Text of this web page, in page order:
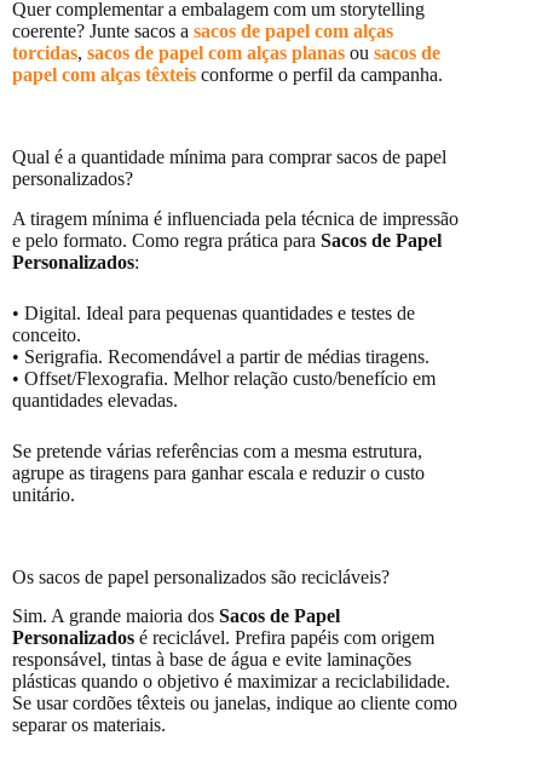
Quer complementar a embalagem com um storytelling
coerente? Junte sacos a sacos de papel com alças
torcidas, sacos de papel com alças planas ou sacos de
papel com alças têxteis conforme o perfil da campanha.
Qual é a quantidade mínima para comprar sacos de papel
personalizados?
A tiragem mínima é influenciada pela técnica de impressão
e pelo formato. Como regra prática para Sacos de Papel
Personalizados:
• Digital. Ideal para pequenas quantidades e testes de
conceito.
• Serigrafia. Recomendável a partir de médias tiragens.
• Offset/Flexografia. Melhor relação custo/benefício em
quantidades elevadas.
Se pretende várias referências com a mesma estrutura,
agrupe as tiragens para ganhar escala e reduzir o custo
unitário.
Os sacos de papel personalizados são recicláveis?
Sim. A grande maioria dos Sacos de Papel
Personalizados é reciclável. Prefira papéis com origem
responsável, tintas à base de água e evite laminações
plásticas quando o objetivo é maximizar a reciclabilidade.
Se usar cordões têxteis ou janelas, indique ao cliente como
separar os materiais.